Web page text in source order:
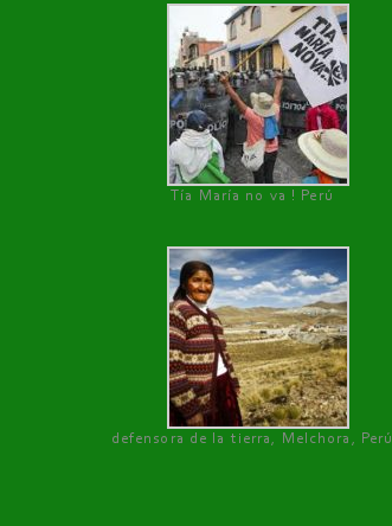
Tía María no va ! Perú
defensora de la tierra, Melchora, Perú